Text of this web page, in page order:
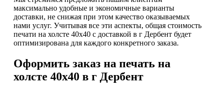
максимально удобные и экономичные варианты
доставки, не снижая при этом качество оказываемых
нами услуг. Учитывая все эти аспекты, общая стоимость
печати на холсте 40х40 с доставкой в г Дербент будет
оптимизирована для каждого конкретного заказа.
Оформить заказ на печать на
холсте 40х40 в г Дербент